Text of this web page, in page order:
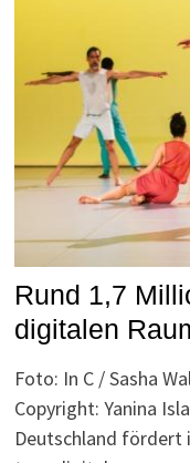
Rund 1,7
digitalen
Foto: In C / Sasha
Copyright: Yanina
Deutschland fördert